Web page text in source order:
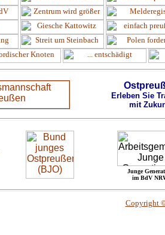
Erleben Sie
mit
Junge
im BdV
Copyright